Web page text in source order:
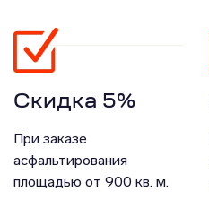
Скидка 5%
При заказе
асфальтирования
площадью от 900 кв. м.